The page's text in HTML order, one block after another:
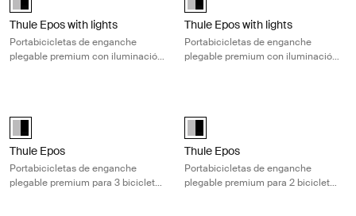
Thule Epos with lights
Portabicicletas de enganche
plegable premium con iluminación
Thule Epos with lights
Portabicicletas de enganche
plegable premium con iluminación
Alu-Black (selected)
Thule Epos
Portabicicletas de enganche
plegable premium para 3 bicicletas
Alu-Black (selected)
Thule Epos
Portabicicletas de enganche
plegable premium para 2 bicicletas